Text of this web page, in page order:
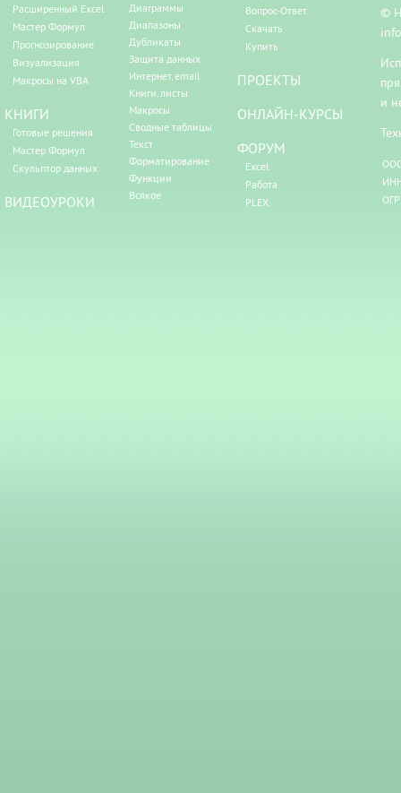
Расширенный Excel
Мастер Формул
Прогнозирование
Визуализация
Макросы на VBA
КНИГИ
Готовые решения
Мастер Формул
Скульптор данных
ВИДЕОУРОКИ
Диаграммы
Диапазоны
Дубликаты
Защита данных
Интернет, email
Книги, листы
Макросы
Сводные таблицы
Текст
Форматирование
Функции
Всякое
Вопрос-Ответ
Скачать
Купить
ПРОЕКТЫ
ОНЛАЙН-КУРСЫ
ФОРУМ
Excel
Работа
PLEX
©
и